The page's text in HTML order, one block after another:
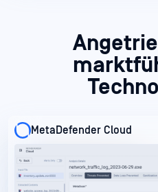
MetaDefender Cloud
MetaDefender Cloud
MetaDefender Cloud